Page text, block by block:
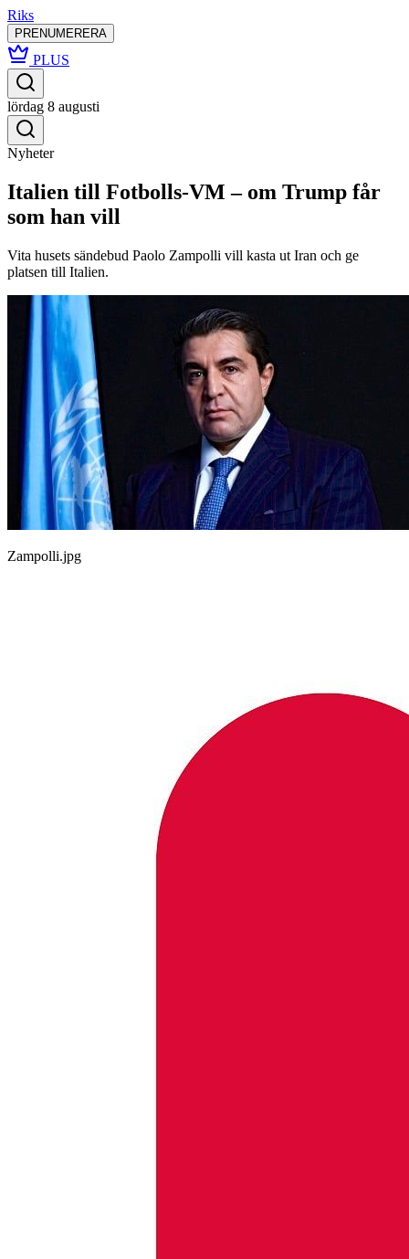
Riks
PRENUMERERA
PLUS
lördag 8 augusti
Nyheter
Italien till Fotbolls‑VM – om Trump får
som han vill
Vita husets sändebud Paolo Zampolli vill kasta ut Iran och ge
platsen till Italien.
Zampolli.jpg